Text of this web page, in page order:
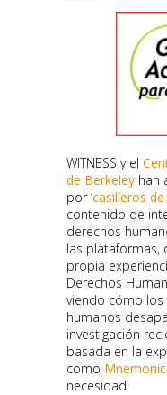
WITNESS y el
de Berkeley han
por ‘casilleros
contenido de
derechos
las plataformas,
propia
Derechos
viendo cómo
humanos
investigación
basada en la
como Mnemonic
necesidad.